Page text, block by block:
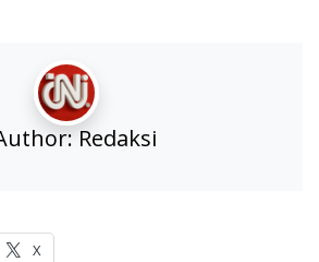
Redaksi
X